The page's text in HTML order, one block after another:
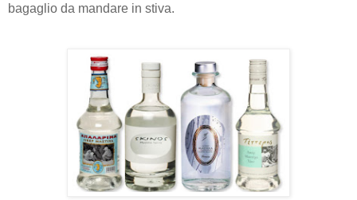
bagaglio da mandare in stiva.